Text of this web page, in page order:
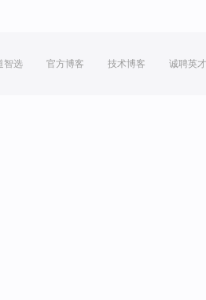
智选 官方博客 技术博客 诚聘英才